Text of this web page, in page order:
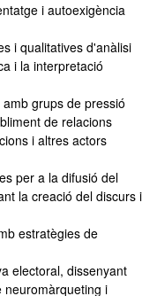
i autoexigència
i qualitatives d'anàlisi
i la interpretació
grups de pressió
de relacions
i altres actors
per a la difusió del
la creació del discurs i
estratègies de
electoral, dissenyant
neuromàrqueting i